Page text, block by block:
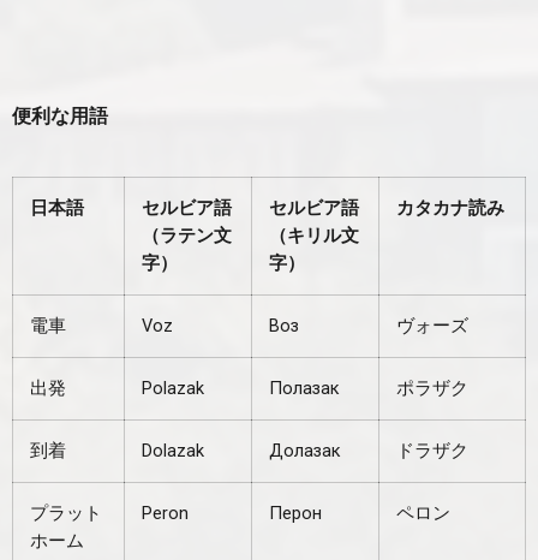
便利な用語
日本語
セルビア語
（ラテン文
字）
セルビア語
（キリル文
字）
カタカナ読み
電車 Voz Воз ヴォーズ
出発 Polazak Полазак ポラザク
到着 Dolazak Долазак ドラザク
プラット
ホーム
Peron Перон ペロン